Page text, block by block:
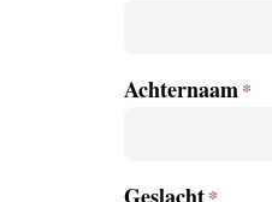
Achternaam